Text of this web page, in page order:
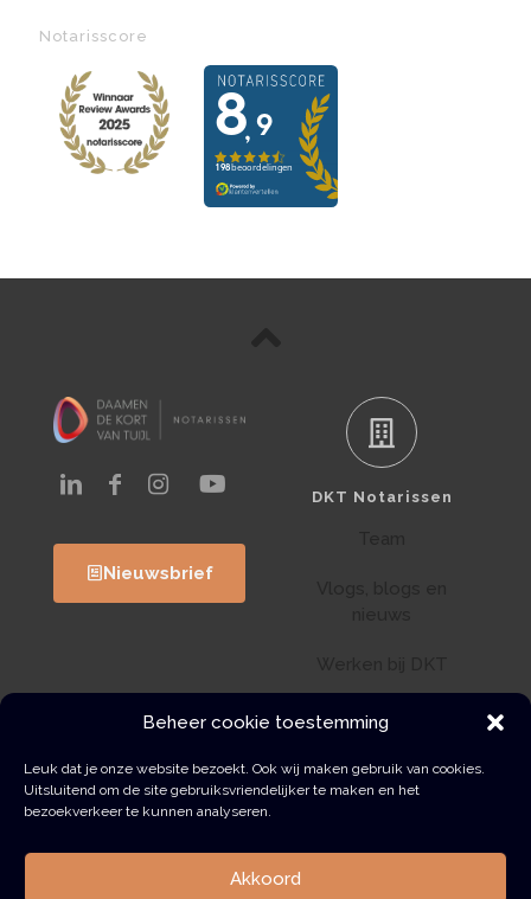
Beheer cookie toestemming
Leuk dat je onze website bezoekt. Ook wij maken gebruik van cookies.
Uitsluitend om de site gebruiksvriendelijker te maken en het
bezoekverkeer te kunnen analyseren.
Akkoord
Notarisscore
Nieuwsbrief
DKT Notarissen
Klantenportaal
Wwft